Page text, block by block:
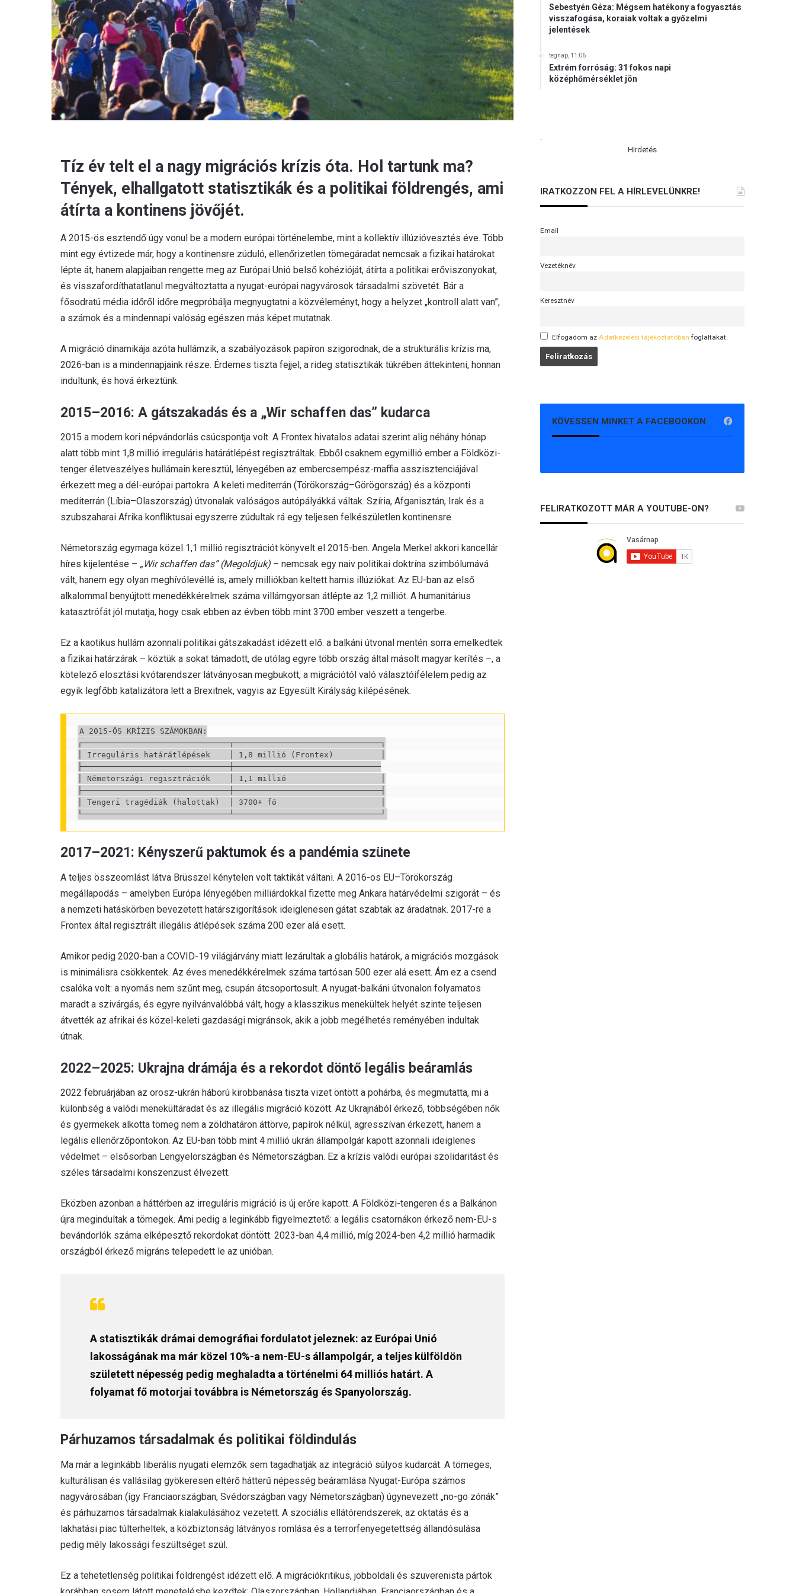
Tíz év telt el a nagy migrációs krízis óta. Hol tartunk ma?
Tények, elhallgatott statisztikák és a politikai földrengés, ami
átírta a kontinens jövőjét.
A 2015-ös esztendő úgy vonul be a modern európai történelembe, mint a kollektív illúzióvesztés éve. Több
mint egy évtizede már, hogy a kontinensre zúduló, ellenőrizetlen tömegáradat nemcsak a fizikai határokat
lépte át, hanem alapjaiban rengette meg az Európai Unió belső kohézióját, átírta a politikai erőviszonyokat,
és visszafordíthatatlanul megváltoztatta a nyugat-európai nagyvárosok társadalmi szövetét. Bár a
fősodratú média időről időre megpróbálja megnyugtatni a közvéleményt, hogy a helyzet „kontroll alatt van”,
a számok és a mindennapi valóság egészen más képet mutatnak.
A migráció dinamikája azóta hullámzik, a szabályozások papíron szigorodnak, de a strukturális krízis ma,
2026-ban is a mindennapjaink része. Érdemes tiszta fejjel, a rideg statisztikák tükrében áttekinteni, honnan
indultunk, és hová érkeztünk.
2015–2016: A gátszakadás és a „Wir schaffen das” kudarca
2015 a modern kori népvándorlás csúcspontja volt. A Frontex hivatalos adatai szerint alig néhány hónap
alatt több mint 1,8 millió irreguláris határátlépést regisztráltak. Ebből csaknem egymillió ember a Földközi-
tenger életveszélyes hullámain keresztül, lényegében az embercsempész-maffia asszisztenciájával
érkezett meg a dél-európai partokra. A keleti mediterrán (Törökország–Görögország) és a központi
mediterrán (Líbia–Olaszország) útvonalak valóságos autópályákká váltak. Szíria, Afganisztán, Irak és a
szubszaharai Afrika konfliktusai egyszerre zúdultak rá egy teljesen felkészületlen kontinensre.
Németország egymaga közel 1,1 millió regisztrációt könyvelt el 2015-ben. Angela Merkel akkori kancellár
híres kijelentése – „Wir schaffen das” (Megoldjuk) – nemcsak egy naiv politikai doktrína szimbólumává
vált, hanem egy olyan meghívólevéllé is, amely milliókban keltett hamis illúziókat. Az EU-ban az első
alkalommal benyújtott menedékkérelmek száma villámgyorsan átlépte az 1,2 milliót. A humanitárius
katasztrófát jól mutatja, hogy csak ebben az évben több mint 3700 ember veszett a tengerbe.
Ez a kaotikus hullám azonnali politikai gátszakadást idézett elő: a balkáni útvonal mentén sorra emelkedtek
a fizikai határzárak – köztük a sokat támadott, de utólag egyre több ország által másolt magyar kerítés –, a
kötelező elosztási kvótarendszer látványosan megbukott, a migrációtól való választóifélelem pedig az
egyik legfőbb katalizátora lett a Brexitnek, vagyis az Egyesült Királyság kilépésének.
A 2015-ÖS KRÍZIS SZÁMOKBAN:
┌───────────────────────────────┬───────────────────────────────┐
│ Irreguláris határátlépések    │ 1,8 millió (Frontex)          │
├───────────────────────────────┼───────────────────────────────
│ Németországi regisztrációk    │ 1,1 millió                    │
├───────────────────────────────┼───────────────────────────────┤
│ Tengeri tragédiák (halottak)  │ 3700+ fő                      │
2017–2021: Kényszerű paktumok és a pandémia szünete
A teljes összeomlást látva Brüsszel kénytelen volt taktikát váltani. A 2016-os EU–Törökország
megállapodás – amelyben Európa lényegében milliárdokkal fizette meg Ankara határvédelmi szigorát – és
a nemzeti hatáskörben bevezetett határszigorítások ideiglenesen gátat szabtak az áradatnak. 2017-re a
Frontex által regisztrált illegális átlépések száma 200 ezer alá esett.
Amikor pedig 2020-ban a COVID-19 világjárvány miatt lezárultak a globális határok, a migrációs mozgások
is minimálisra csökkentek. Az éves menedékkérelmek száma tartósan 500 ezer alá esett. Ám ez a csend
csalóka volt: a nyomás nem szűnt meg, csupán átcsoportosult. A nyugat-balkáni útvonalon folyamatos
maradt a szivárgás, és egyre nyilvánvalóbbá vált, hogy a klasszikus menekültek helyét szinte teljesen
átvették az afrikai és közel-keleti gazdasági migránsok, akik a jobb megélhetés reményében indultak
útnak.
2022–2025: Ukrajna drámája és a rekordot döntő legális beáramlás
2022 februárjában az orosz-ukrán háború kirobbanása tiszta vizet öntött a pohárba, és megmutatta, mi a
különbség a valódi menekültáradat és az illegális migráció között. Az Ukrajnából érkező, többségében nők
és gyermekek alkotta tömeg nem a zöldhatáron áttörve, papírok nélkül, agresszívan érkezett, hanem a
legális ellenőrzőpontokon. Az EU-ban több mint 4 millió ukrán állampolgár kapott azonnali ideiglenes
védelmet – elsősorban Lengyelországban és Németországban. Ez a krízis valódi európai szolidaritást és
széles társadalmi konszenzust élvezett.
Eközben azonban a háttérben az irreguláris migráció is új erőre kapott. A Földközi-tengeren és a Balkánon
újra megindultak a tömegek. Ami pedig a leginkább figyelmeztető: a legális csatornákon érkező nem-EU-s
bevándorlók száma elképesztő rekordokat döntött. 2023-ban 4,4 millió, míg 2024-ben 4,2 millió harmadik
országból érkező migráns telepedett le az unióban.
A statisztikák drámai demográfiai fordulatot jeleznek: az Európai Unió
lakosságának ma már közel 10%-a nem-EU-s állampolgár, a teljes külföldön
született népesség pedig meghaladta a történelmi 64 milliós határt. A
folyamat fő motorjai továbbra is Németország és Spanyolország.
Párhuzamos társadalmak és politikai földindulás
Ma már a leginkább liberális nyugati elemzők sem tagadhatják az integráció súlyos kudarcát. A tömeges,
kulturálisan és vallásilag gyökeresen eltérő hátterű népesség beáramlása Nyugat-Európa számos
nagyvárosában (így Franciaországban, Svédországban vagy Németországban) úgynevezett „no-go zónák”
és párhuzamos társadalmak kialakulásához vezetett. A szociális ellátórendszerek, az oktatás és a
lakhatási piac túlterheltek, a közbiztonság látványos romlása és a terrorfenyegetettség állandósulása
pedig mély lakossági feszültséget szül.
Ez a tehetetlenség politikai földrengést idézett elő. A migrációkritikus, jobboldali és szuverenista pártok
Sebestyén Géza: Mégsem hatékony a fogyasztás
visszafogása, koraiak voltak a győzelmi
jelentések
tegnap, 11:06
Extrém forróság: 31 fokos napi
középhőmérséklet jön
.
Hirdetés
IRATKOZZON FEL A HÍRLEVELÜNKRE!
Email
Vezetéknév
Keresztnév
Elfogadom az Adatkezelési tájékoztatóban foglaltakat.
KÖVESSEN MINKET A FACEBOOKON
FELIRATKOZOTT MÁR A YOUTUBE-ON?